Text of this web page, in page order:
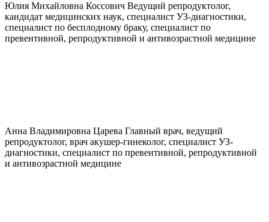
Юлия Михайловна Коссович Ведущий репродуктолог,
кандидат медицинских наук, специалист УЗ-диагностики,
специалист по бесплодному браку, специалист по
превентивной, репродуктивной и антивозрастной медицине
Анна Владимировна Царева Главный врач, ведущий
репродуктолог, врач акушер-гинеколог, специалист УЗ-
диагностики, специалист по превентивной, репродуктивной
и антивозрастной медицине